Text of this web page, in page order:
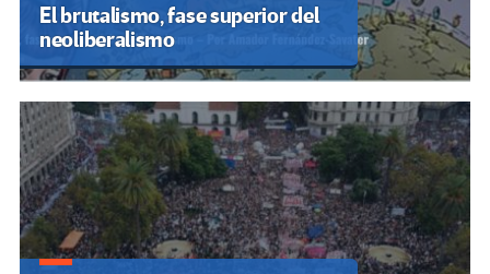
El brutalismo, fase superior del
neoliberalismo